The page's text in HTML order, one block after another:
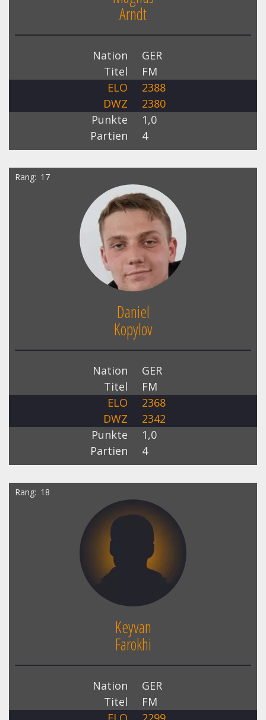
Arndt
Nation
GER
Titel
FM
ELO
2388
DWZ
2380
Punkte
1,0
Partien
4
Rang 17
Daniel
Kopylov
Nation
GER
Titel
FM
ELO
2368
DWZ
2342
Punkte
1,0
Partien
4
Rang 18
Keyvan
Farokhi
Nation
GER
Titel
FM